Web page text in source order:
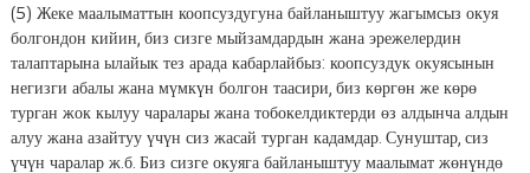
(5) Жеке маалыматтын коопсуздугуна байланыштуу жагымсыз окуя
болгондон кийин, биз сизге мыйзамдардын жана эрежелердин
талаптарына ылайык тез арада кабарлайбыз: коопсуздук окуясынын
негизги абалы жана мүмкүн болгон таасири, биз көргөн же көрө
турган жок кылуу чаралары жана тобокелдиктерди өз алдынча алдын
алуу жана азайтуу үчүн сиз жасай турган кадамдар. Сунуштар, сиз
үчүн чаралар ж.б. Биз сизге окуяга байланыштуу маалымат жөнүндө